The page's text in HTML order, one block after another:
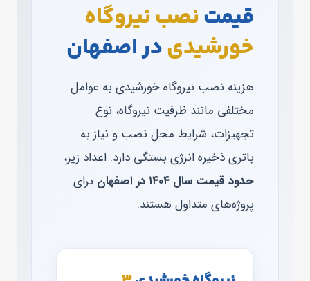
قیمتنصب نیروگاه
خورشیدیدر اصفهان
هزینه نصب نیروگاه خورشیدی به عوامل
مختلفی مانند ظرفیت نیروگاه، نوع
تجهیزات، شرایط محل نصب و نیاز به
باتری ذخیره انرژی بستگی دارد. اعداد زیر،
حدود قیمت سال ۱۴۰۴ در اصفهان
برای
پروژه‌های متداول هستند.